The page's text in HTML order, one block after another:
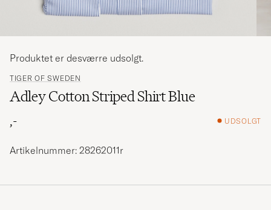
TIGER OF SWEDEN
Adley Cotton Striped Shirt Blue
,-
UDSOLGT
Produktet er desværre udsolgt.
Artikelnummer: 28262011r